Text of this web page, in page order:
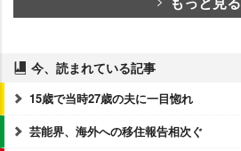
今、読まれている記事
15歳で当時27歳の夫に一目惚れ
芸能界、海外への移住報告相次ぐ